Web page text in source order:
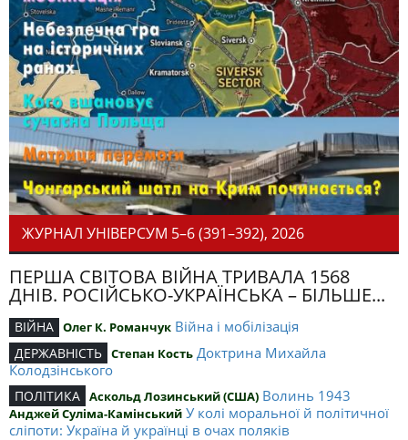
ЖУРНАЛ УНІВЕРСУМ 5–6 (391–392), 2026
ПЕРША СВІТОВА ВІЙНА ТРИВАЛА 1568
ДНІВ. РОСІЙСЬКО-УКРАЇНСЬКА – БІЛЬШЕ...
ВІЙНА Олег К. Романчук Війна і мобілізація
ДЕРЖАВНІСТЬ Степан Кость Доктрина Михайла
Колодзінського
ПОЛІТИКА Аскольд Лозинський (США) Волинь 1943
Анджей Суліма-Камінський У колі моральної й політичної
сліпоти: Україна й українці в очах поляків